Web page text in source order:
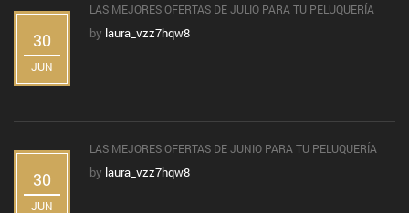
30
JUN
LAS MEJORES OFERTAS DE JULIO PARA TU PELUQUERÍA
by laura_vzz7hqw8
30
JUN
LAS MEJORES OFERTAS DE JUNIO PARA TU PELUQUERÍA
by laura_vzz7hqw8